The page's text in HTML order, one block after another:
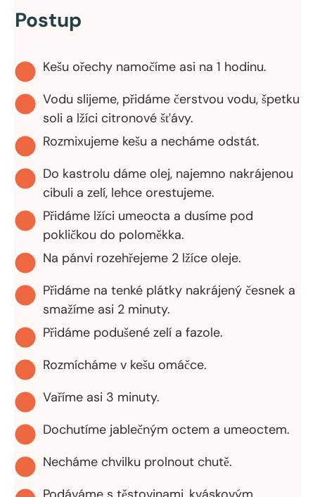
Postup
Kešu ořechy namočíme asi na 1 hodinu.
Vodu slijeme, přidáme čerstvou vodu, špetku
soli a lžíci citronové šťávy.
Rozmixujeme kešu a necháme odstát.
Do kastrolu dáme olej, najemno nakrájenou
cibuli a zelí, lehce orestujeme.
Přidáme lžíci umeocta a dusíme pod
pokličkou do poloměkka.
Na pánvi rozehřejeme 2 lžíce oleje.
Přidáme na tenké plátky nakrájený česnek a
smažíme asi 2 minuty.
Přidáme podušené zelí a fazole.
Rozmícháme v kešu omáčce.
Vaříme asi 3 minuty.
Dochutíme jablečným octem a umeoctem.
Necháme chvilku prolnout chutě.